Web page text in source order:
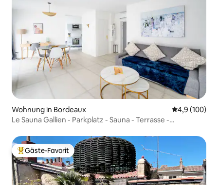
Wohnung in Bordeaux
4,9 (100)
Le Sauna Gallien - Parkplatz - Sauna - Terrasse -
Beliebter Gäste-Favorit.
Gäste-Favorit